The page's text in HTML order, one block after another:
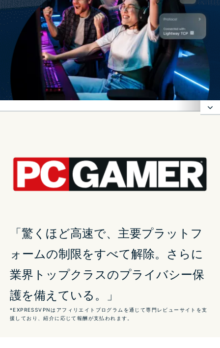
VPNがping値を減らす仕組み
オンラインゲームにVPNが 必要な6つの理由
あらゆるゲームプラットフォームに対応する
ExpressVPN
ゲームにVPNを設定する方法
「驚くほど高速で、主要プラットフ
ォームの制限をすべて解除。さらに
業界トップクラスのプライバシー保
護を備えている。」
*EXPRESSVPNはアフィリエイトプログラムを通じて専門レビューサイトを支
援しており、紹介に応じて報酬が支払われます。